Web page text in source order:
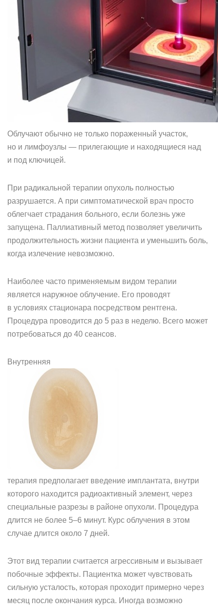
Облучают обычно не только пораженный участок,
но и лимфоузлы — прилегающие и находящиеся над
и под ключицей.
При радикальной терапии опухоль полностью
разрушается. А при симптоматической врач просто
облегчает страдания больного, если болезнь уже
запущена. Паллиативный метод позволяет увеличить
продолжительность жизни пациента и уменьшить боль,
когда излечение невозможно.
Наиболее часто применяемым видом терапии
является наружное облучение. Его проводят
в условиях стационара посредством рентгена.
Процедура проводится до 5 раз в неделю. Всего может
потребоваться до 40 сеансов.
Внутренняя
терапия предполагает введение имплантата, внутри
которого находится радиоактивный элемент, через
специальные разрезы в районе опухоли. Процедура
длится не более 5–6 минут. Курс облучения в этом
случае длится около 7 дней.
Этот вид терапии считается агрессивным и вызывает
побочные эффекты. Пациентка может чувствовать
сильную усталость, которая проходит примерно через
месяц после окончания курса. Иногда возможно